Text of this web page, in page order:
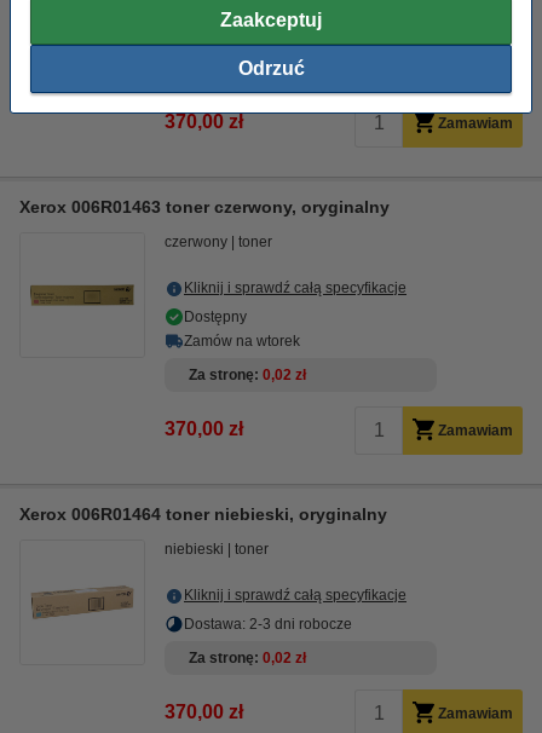
Zaakceptuj
Odrzuć
Dostępny
Zamów na wtorek
Za stronę
0,02 zł
370,00 zł Zamawiam
Xerox 006R01463 toner czerwony, oryginalny
czerwony toner
Kliknij i sprawdź całą specyfikacje
Dostępny
Zamów na wtorek
Za stronę 0,02 zł
370,00 zł Zamawiam
Xerox 006R01464 toner niebieski, oryginalny
niebieski toner
Kliknij i sprawdź całą specyfikacje
Dostawa: 2-3 dni robocze
Za stronę 0,02 zł
370,00 zł Zamawiam